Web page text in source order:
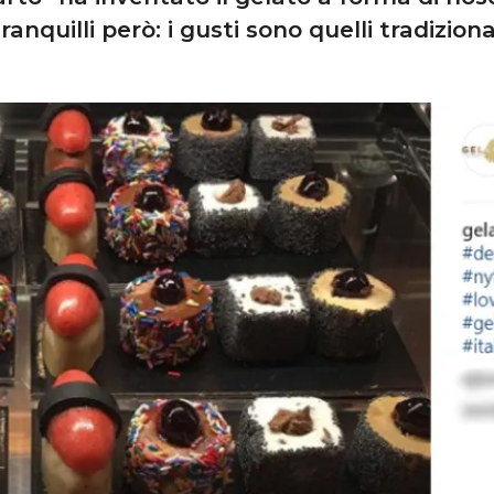
però: i gusti sono quelli